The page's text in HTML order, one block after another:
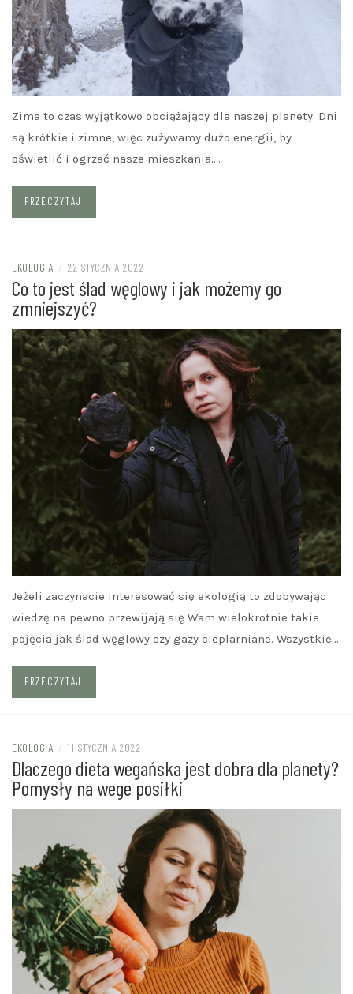
Zima to czas wyjątkowo obciążający dla naszej planety. Dni
są krótkie i zimne, więc zużywamy dużo energii, by
oświetlić i ogrzać nasze mieszkania.…
PRZECZYTAJ
EKOLOGIA / 22 STYCZNIA 2022
Co to jest ślad węglowy i jak możemy go
zmniejszyć?
Jeżeli zaczynacie interesować się ekologią to zdobywając
wiedzę na pewno przewijają się Wam wielokrotnie takie
pojęcia jak ślad węglowy czy gazy cieplarniane. Wszystkie…
PRZECZYTAJ
EKOLOGIA / 11 STYCZNIA 2022
Dlaczego dieta wegańska jest dobra dla planety?
Pomysły na wege posiłki